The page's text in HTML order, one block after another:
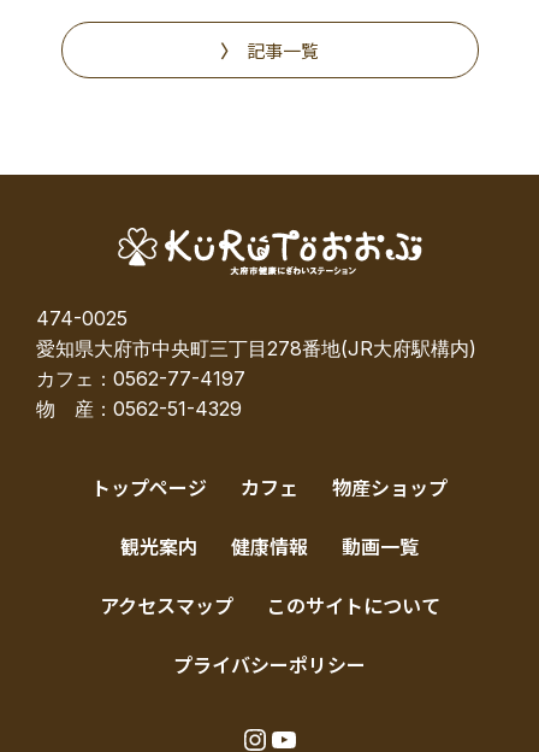
記事一覧
474-0025
愛知県大府市中央町三丁目278番地(JR大府駅構内)
カフェ：0562-77-4197
物 産：0562-51-4329
トップページ カフェ 物産ショップ
観光案内 健康情報 動画一覧
アクセスマップ このサイトについて
プライバシーポリシー